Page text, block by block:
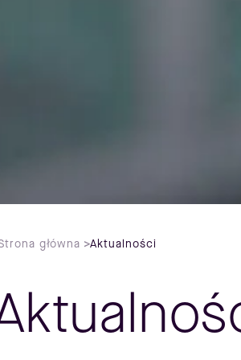
główna >Aktualności